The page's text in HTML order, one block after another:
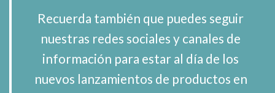
Recuerda también que puedes seguir
nuestras redes sociales y canales de
información para estar al día de los
nuevos lanzamientos de productos en